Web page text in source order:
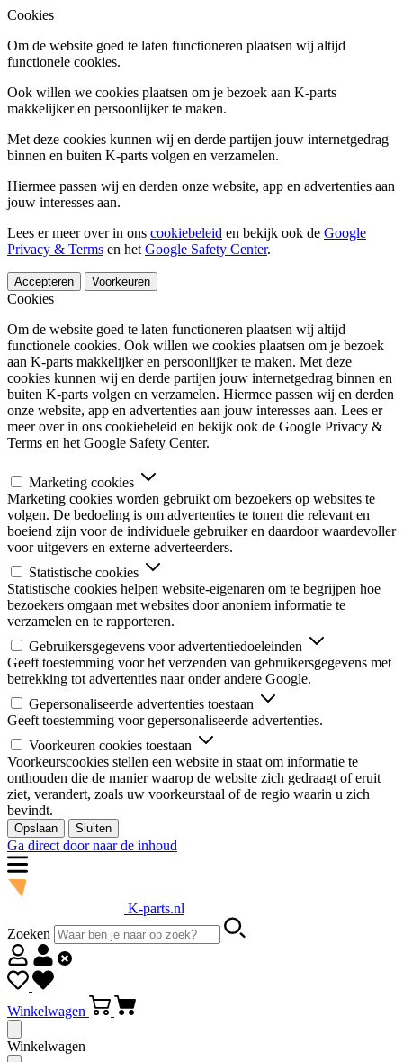
Cookies
Om de website goed te laten functioneren plaatsen wij altijd
functionele cookies.
Ook willen we cookies plaatsen om je bezoek aan K-parts
makkelijker en persoonlijker te maken.
Met deze cookies kunnen wij en derde partijen jouw internetgedrag
binnen en buiten K-parts volgen en verzamelen.
Hiermee passen wij en derden onze website, app en advertenties aan
jouw interesses aan.
Lees er meer over in ons cookiebeleid en bekijk ook de Google
Privacy & Terms en het Google Safety Center.
Accepteren Voorkeuren
Cookies
Om de website goed te laten functioneren plaatsen wij altijd
functionele cookies. Ook willen we cookies plaatsen om je bezoek
aan K-parts makkelijker en persoonlijker te maken. Met deze
cookies kunnen wij en derde partijen jouw internetgedrag binnen en
buiten K-parts volgen en verzamelen. Hiermee passen wij en derden
onze website, app en advertenties aan jouw interesses aan. Lees er
meer over in ons cookiebeleid en bekijk ook de Google Privacy &
Terms en het Google Safety Center.
Marketing cookies
Marketing cookies worden gebruikt om bezoekers op websites te
volgen. De bedoeling is om advertenties te tonen die relevant en
boeiend zijn voor de individuele gebruiker en daardoor waardevoller
voor uitgevers en externe adverteerders.
Statistische cookies
Statistische cookies helpen website-eigenaren om te begrijpen hoe
bezoekers omgaan met websites door anoniem informatie te
verzamelen en te rapporteren.
Gebruikersgegevens voor advertentiedoeleinden
Geeft toestemming voor het verzenden van gebruikersgegevens met
betrekking tot advertenties naar onder andere Google.
Gepersonaliseerde advertenties toestaan
Geeft toestemming voor gepersonaliseerde advertenties.
Voorkeuren cookies toestaan
Voorkeurscookies stellen een website in staat om informatie te
onthouden die de manier waarop de website zich gedraagt of eruit
ziet, verandert, zoals uw voorkeurstaal of de regio waarin u zich
bevindt.
Opslaan Sluiten
Ga direct door naar de inhoud
K-parts.nl
Zoeken
Winkelwagen
Winkelwagen